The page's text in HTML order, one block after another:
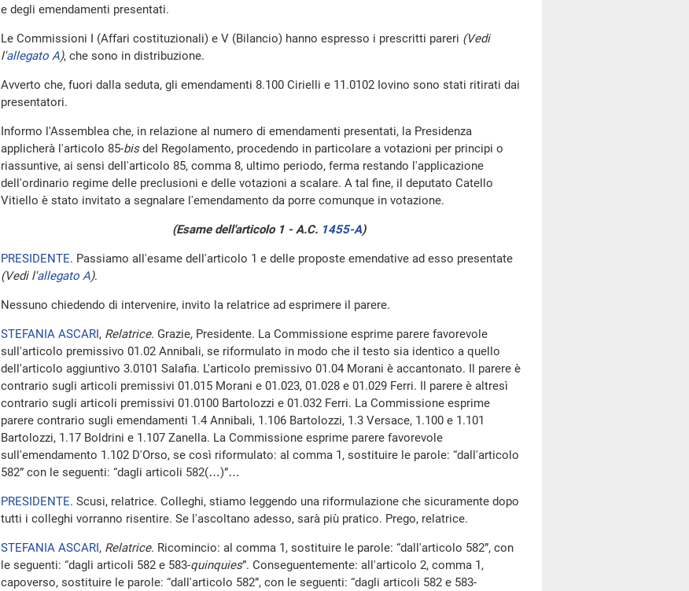
e degli emendamenti presentati.
Le Commissioni I (Affari costituzionali) e V (Bilancio) hanno espresso i prescritti pareri (Vedi
l'allegato A), che sono in distribuzione.
Avverto che, fuori dalla seduta, gli emendamenti 8.100 Cirielli e 11.0102 Iovino sono stati ritirati dai
presentatori.
Informo l'Assemblea che, in relazione al numero di emendamenti presentati, la Presidenza
applicherà l'articolo 85-bisdel Regolamento, procedendo in particolare a votazioni per principi o
riassuntive, ai sensi dell'articolo 85, comma 8, ultimo periodo, ferma restando l'applicazione
dell'ordinario regime delle preclusioni e delle votazioni a scalare. A tal fine, il deputato Catello
Vitiello è stato invitato a segnalare l'emendamento da porre comunque in votazione.
(Esame dell'articolo 1 - A.C. 1455-A)
PRESIDENTE. Passiamo all'esame dell'articolo 1 e delle proposte emendative ad esso presentate
(Vedi l'allegato A).
Nessuno chiedendo di intervenire, invito la relatrice ad esprimere il parere.
STEFANIA ASCARI, Relatrice. Grazie, Presidente. La Commissione esprime parere favorevole
sull'articolo premissivo 01.02 Annibali, se riformulato in modo che il testo sia identico a quello
dell'articolo aggiuntivo 3.0101 Salafia. L'articolo premissivo 01.04 Morani è accantonato. Il parere è
contrario sugli articoli premissivi 01.015 Morani e 01.023, 01.028 e 01.029 Ferri. Il parere è altresì
contrario sugli articoli premissivi 01.0100 Bartolozzi e 01.032 Ferri. La Commissione esprime
parere contrario sugli emendamenti 1.4 Annibali, 1.106 Bartolozzi, 1.3 Versace, 1.100 e 1.101
Bartolozzi, 1.17 Boldrini e 1.107 Zanella. La Commissione esprime parere favorevole
sull'emendamento 1.102 D'Orso, se così riformulato: al comma 1, sostituire le parole: “dall'articolo
582” con le seguenti: “dagli articoli 582(…)”…
PRESIDENTE. Scusi, relatrice. Colleghi, stiamo leggendo una riformulazione che sicuramente dopo
tutti i colleghi vorranno risentire. Se l'ascoltano adesso, sarà più pratico. Prego, relatrice.
STEFANIA ASCARI, Relatrice. Ricomincio: al comma 1, sostituire le parole: “dall'articolo 582”, con
le seguenti: “dagli articoli 582 e 583-quinquies”. Conseguentemente: all'articolo 2, comma 1,
capoverso, sostituire le parole: “dall'articolo 582”, con le seguenti: “dagli articoli 582 e 583-